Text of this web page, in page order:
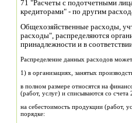
71 "Расчеты с подотчетными
кредиторами" - по другим
Общехозяйственные расходы,
расходы", распределяются
принадлежности и в
Распределение данных расходов
1) в организациях, занятых
в полном размере относятся на
(работ, услуг) и списываются со
на себестоимость продукции (работ,
порядке: